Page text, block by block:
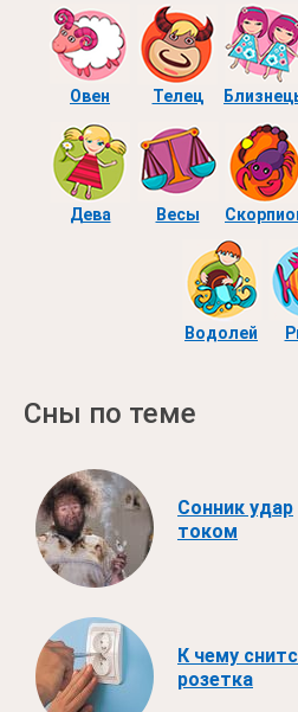
Овен Телец
Дева Весы
Водолей
Сны по теме
Сонник удар
током
К чему
розетка